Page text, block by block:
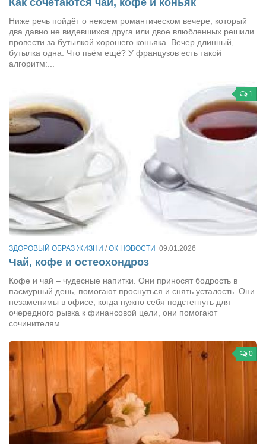
Римма Миленкова
Ирина Проценко
Александр Садовский
Анна Черненко
Марина Фенота
Гостиная
Он и Она
Конкурсы
Фестиваль. Конкурс «Колибри» 2017
Конкурс «Колибри» 2016
Конкурс «Колибри» 2014
Литературный конкурс «Я люблю Украину»
Конкурс «Колибри — детям!» 2014
Конкурс «Колибри» 2013
Интервью
Афиша
Афиша Сумы
О нас
Как сочетаются чай, кофе и коньяк
Ниже речь пойдёт о некоем романтическом вечере, который
два давно не видевшихся друга или двое влюбленных решили
провести за бутылкой хорошего коньяка. Вечер длинный,
бутылка одна. Что пьём ещё? У французов есть такой
алгоритм:...
1
ЗДОРОВЫЙ ОБРАЗ ЖИЗНИ /ОК НОВОСТИ 09.01.2026
Чай, кофе и остеохондроз
Кофе и чай – чудесные напитки. Они приносят бодрость в
пасмурный день, помогают проснуться и снять усталость. Они
незаменимы в офисе, когда нужно себя подстегнуть для
очередного рывка к финансовой цели, они помогают
сочинителям...
0